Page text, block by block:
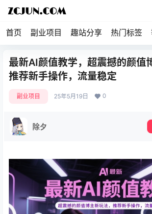
首页 副业项目 趣站分享 热门标签
最新AI颜值教学，超震撼的颜值
推荐新手操作，流量稳定
副业项目 25年5月19日 0
除夕